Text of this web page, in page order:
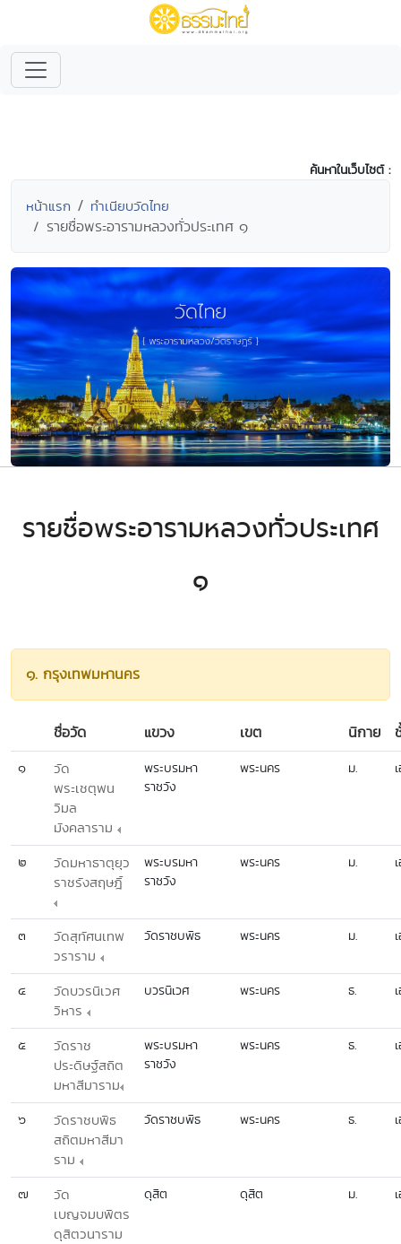
ค้นหาในเว็บไซต์ :
หน้าแรก ทำเนียบวัดไทย
รายชื่อพระอารามหลวงทั่วประเทศ ๑
รายชื่อพระอารามหลวงทั่วประเทศ
๑
๑. กรุงเทพมหานคร
ชื่อวัด แขวง เขต นิกาย
๑
วัด
พระเชตุพน
วิมล
มังคลาราม
พระบรมหา
ราชวัง
พระนคร ม.
๒
วัดมหาธาตุยุว
ราชรังสฤษฎิ์
พระบรมหา
ราชวัง
พระนคร ม.
๓
วัดสุทัศนเทพ
วราราม
วัดราชบพิธ พระนคร ม.
๔
วัดบวรนิเวศ
วิหาร
บวรนิเวศ พระนคร ธ.
๕
วัดราช
ประดิษฐ์สถิต
มหาสีมาราม
พระบรมหา
ราชวัง
พระนคร ธ.
๖
วัดราชบพิธ
สถิตมหาสีมา
ราม
วัดราชบพิธ พระนคร ธ.
๗
วัด
เบญจมบพิตร
ดุสิตวนาราม
ดุสิต ดุสิต ม.